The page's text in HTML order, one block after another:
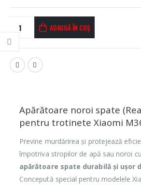
ADAUGĂ ÎN COȘ
Apărătoare noroi spate
pentru trotinete Xiaomi
Previne murdărirea și protejează
împotriva stropilor de apă sau noroi
apărătoare spate durabilă și ușor
Concepută special pentru modelele